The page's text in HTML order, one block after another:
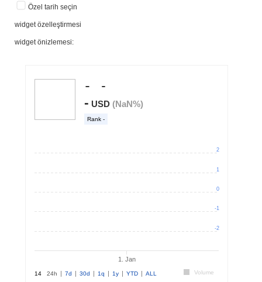
Özel tarih seçin
widget özelleştirmesi
widget önizlemesi: